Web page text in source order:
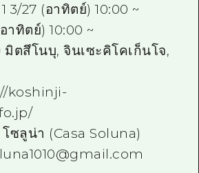
3/27 (อาทิตย์) 10:00 ~
าทิตย์) 10:00 ~
ตสึโนบุ, จินเซะคิโคเก็นโจ,
koshinji-
ซลูน่า (Casa Soluna)